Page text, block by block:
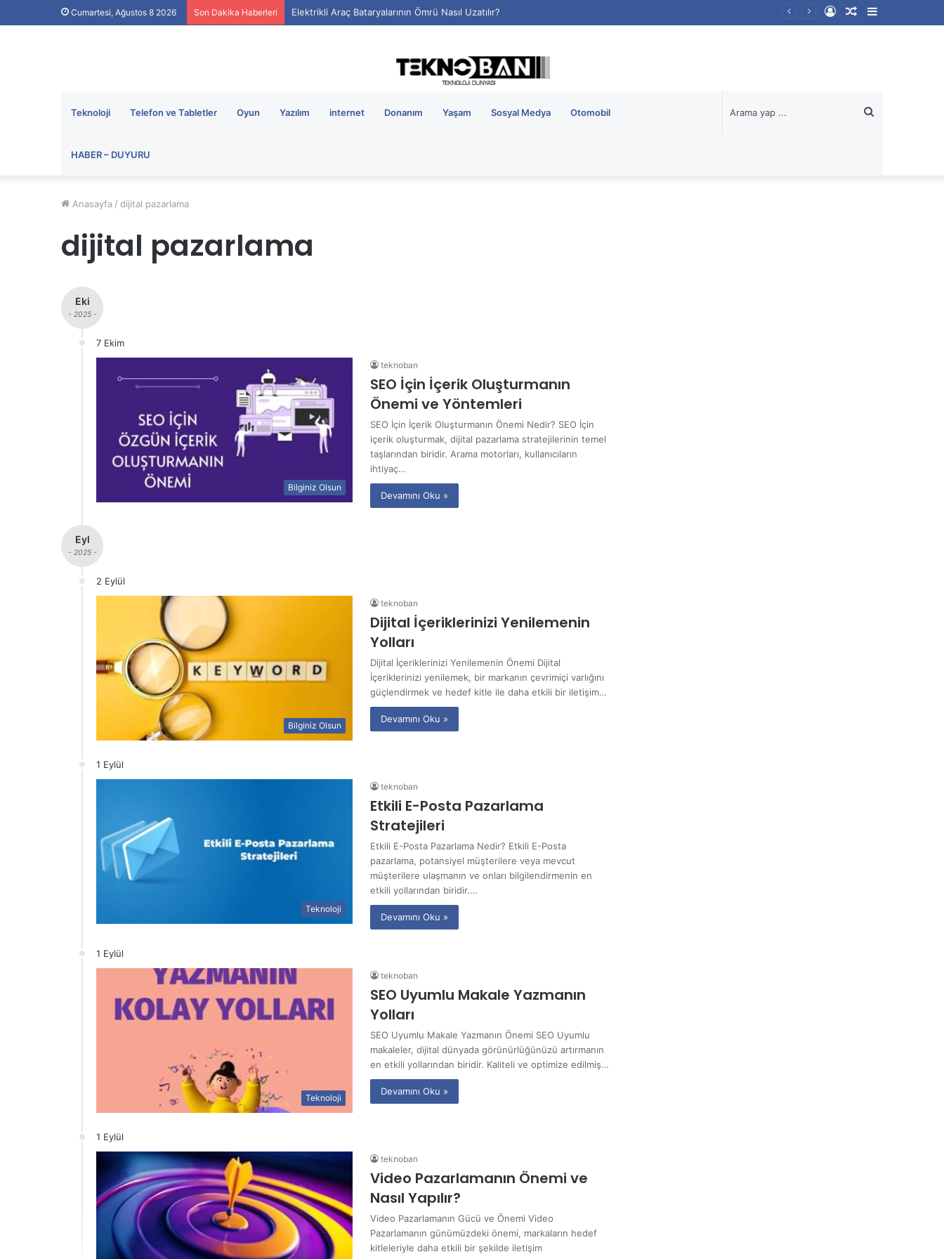
Cumartesi, Ağustos 8 2026 Son Dakika Haberleri Elektrikli Araç Bataryalarının Ömrü Nasıl Uzatılır?
Kenar
Rastgele
Kayıt
Teknoloji Telefon ve Tabletler Oyun Yazılım internet Donanım Yaşam Sosyal Medya Otomobil
HABER – DUYURU
Anasayfa / dijital pazarlama
dijital pazarlama
Eki
- 2025 -
7 Ekim
Bilginiz Olsun
teknoban
SEO İçin İçerik Oluşturmanın
Önemi ve Yöntemleri
SEO İçin İçerik Oluşturmanın Önemi Nedir? SEO İçin
içerik oluşturmak, dijital pazarlama stratejilerinin temel
taşlarından biridir. Arama motorları, kullanıcıların
ihtiyaç…
Devamını Oku »
Eyl
- 2025 -
2 Eylül
Bilginiz Olsun
teknoban
Dijital İçeriklerinizi Yenilemenin
Yolları
Dijital İçeriklerinizi Yenilemenin Önemi Dijital
İçeriklerinizi yenilemek, bir markanın çevrimiçi varlığını
güçlendirmek ve hedef kitle ile daha etkili bir iletişim…
Devamını Oku »
1 Eylül
Teknoloji
teknoban
Etkili E-Posta Pazarlama
Stratejileri
Etkili E-Posta Pazarlama Nedir? Etkili E-Posta
pazarlama, potansiyel müşterilere veya mevcut
müşterilere ulaşmanın ve onları bilgilendirmenin en
etkili yollarından biridir.…
Devamını Oku »
1 Eylül
Teknoloji
teknoban
SEO Uyumlu Makale Yazmanın
Yolları
SEO Uyumlu Makale Yazmanın Önemi SEO Uyumlu
makaleler, dijital dünyada görünürlüğünüzü artırmanın
en etkili yollarından biridir. Kaliteli ve optimize edilmiş…
Devamını Oku »
1 Eylül
teknoban
Video Pazarlamanın Önemi ve
Nasıl Yapılır?
Video Pazarlamanın Gücü ve Önemi Video
Pazarlamanın günümüzdeki önemi, markaların hedef
kitleleriyle daha etkili bir şekilde iletişim